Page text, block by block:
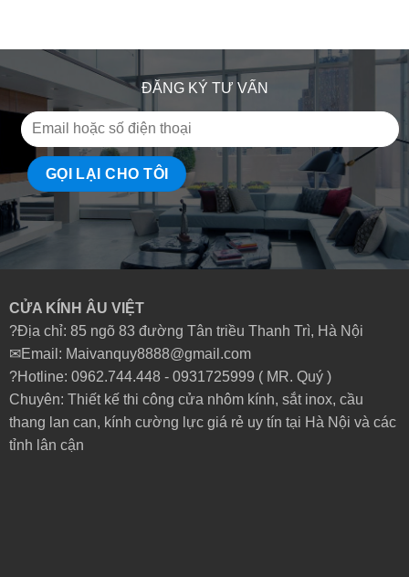
ĐĂNG KÝ TƯ VẤN
CỬA KÍNH ÂU VIỆT
?Địa chỉ: 85 ngõ 83 đường Tân triều Thanh Trì, Hà Nội
✉Email: Maivanquy8888@gmail.com
?Hotline: 0962.744.448 - 0931725999 ( MR. Quý )
Chuyên: Thiết kế thi công cửa nhôm kính, sắt inox, cầu
thang lan can, kính cường lực giá rẻ uy tín tại Hà Nội và các
tỉnh lân cận